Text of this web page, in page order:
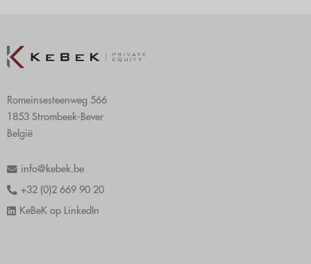
overname van 8 participaties van KBC Private Equity in
Romeinsesteenweg 566
1853 Strombeek-Bever
België
info@kebek.be
+32 (0)2 669 90 20
KeBeK op LinkedIn